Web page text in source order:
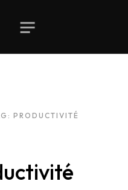
PRODUCTIVITÉ